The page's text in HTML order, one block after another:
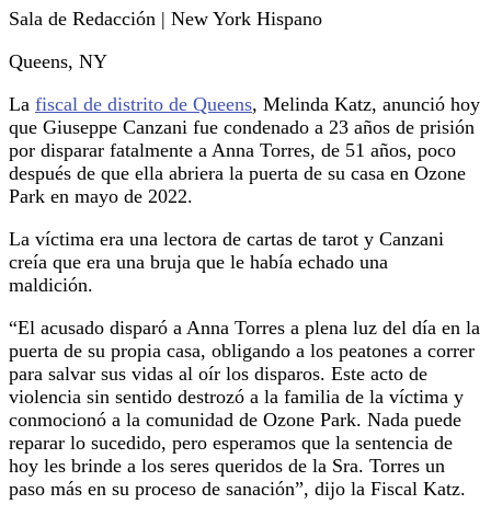
Sala de Redacción | New York Hispano
Queens, NY
La fiscal de distrito de Queens, Melinda Katz, anunció hoy
que Giuseppe Canzani fue condenado a 23 años de prisión
por disparar fatalmente a Anna Torres, de 51 años, poco
después de que ella abriera la puerta de su casa en Ozone
Park en mayo de 2022.
La víctima era una lectora de cartas de tarot y Canzani
creía que era una bruja que le había echado una
maldición.
“El acusado disparó a Anna Torres a plena luz del día en la
puerta de su propia casa, obligando a los peatones a correr
para salvar sus vidas al oír los disparos. Este acto de
violencia sin sentido destrozó a la familia de la víctima y
conmocionó a la comunidad de Ozone Park. Nada puede
reparar lo sucedido, pero esperamos que la sentencia de
hoy les brinde a los seres queridos de la Sra. Torres un
paso más en su proceso de sanación”, dijo la Fiscal Katz.